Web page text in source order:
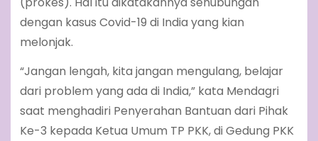
dengan kasus Covid-19 di India yang kian
melonjak.
“Jangan lengah, kita jangan mengulang, belajar
dari problem yang ada di India,” kata Mendagri
saat menghadiri Penyerahan Bantuan dari Pihak
Ke-3 kepada Ketua Umum TP PKK, di Gedung PKK